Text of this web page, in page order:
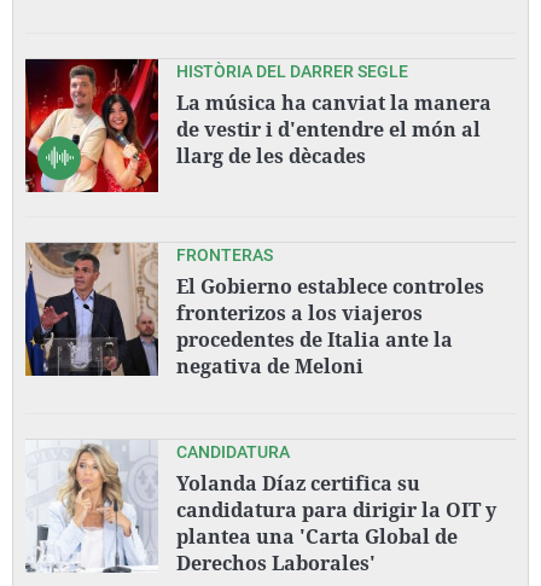
HISTÒRIA DEL DARRER SEGLE
La música ha canviat la manera
de vestir i d'entendre el món al
llarg de les dècades
FRONTERAS
El Gobierno establece controles
fronterizos a los viajeros
procedentes de Italia ante la
negativa de Meloni
CANDIDATURA
Yolanda Díaz certifica su
candidatura para dirigir la OIT y
plantea una 'Carta Global de
Derechos Laborales'